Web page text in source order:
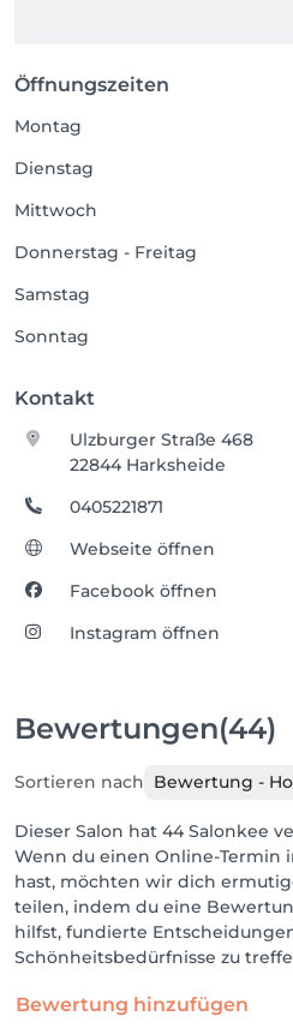
Öffnungszeiten
Montag
Dienstag
Mittwoch
Donnerstag - Freitag
Samstag
Sonntag
Kontakt
Ulzburger Straße 468
22844 Harksheide
0405221871
Webseite öffnen
Facebook öffnen
Instagram öffnen
Bewertungen(44)
Sortieren nach Bewertung -
Dieser Salon hat 44 Salonkee
Wenn du einen Online-Termin
hast, möchten wir dich
teilen, indem du eine
hilfst, fundierte
Schönheitsbedürfnisse zu
Bewertung hinzufügen